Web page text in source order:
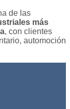
de las
más
, con clientes
automoción